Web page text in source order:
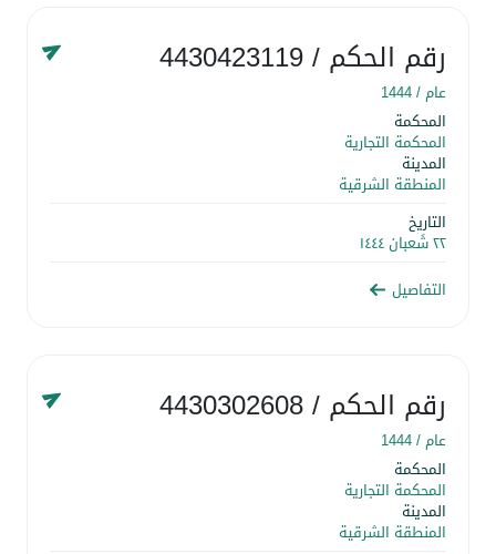
رقم الحكم/ 4430423119
عام /1444
المحكمة
المحكمة التجارية
المدينة
المنطقة الشرقية
التاريخ
٢٢ شَعبان ١٤٤٤
التفاصيل
رقم الحكم/ 4430302608
عام /1444
المحكمة
المحكمة التجارية
المدينة
المنطقة الشرقية